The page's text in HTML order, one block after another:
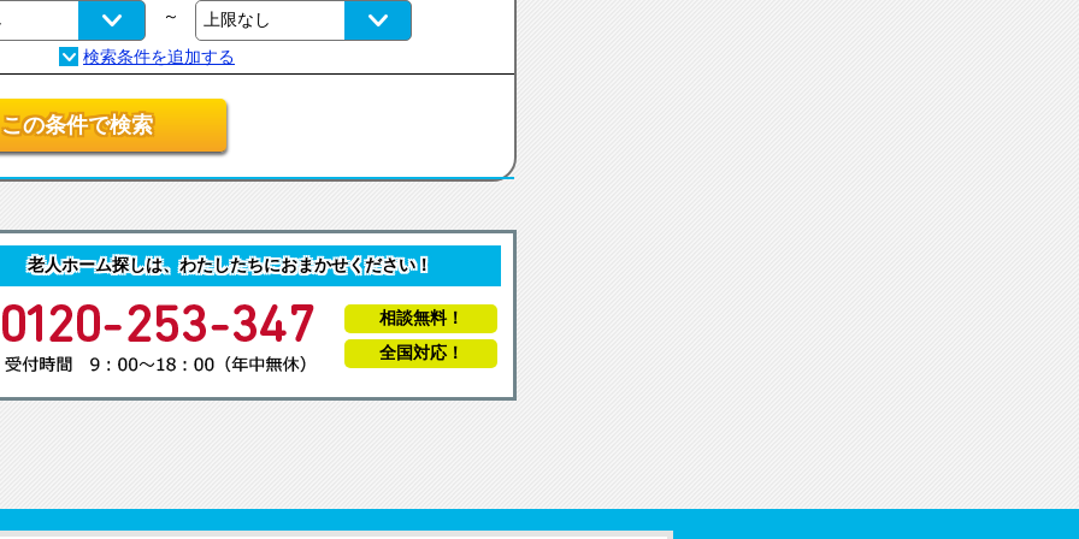
～
この条件で検索
老人ホーム探しは、わたしたちにおまかせください！
相談無料！
全国対応！